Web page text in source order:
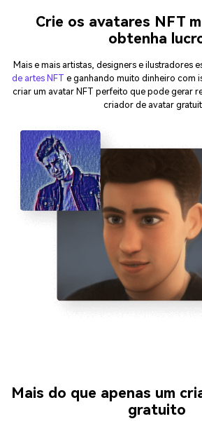
Crie os avatares NFT
obtenha
Mais e mais artistas, designers e ilustradores
de artes NFT e ganhando muito dinheiro com
criar um avatar NFT perfeito que pode gerar
criador de avatar
Mais do que apenas um
gratuito